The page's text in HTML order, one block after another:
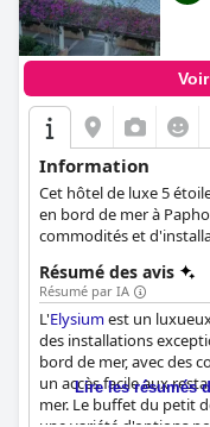
Information
Cet hôtel de luxe 5
en bord de mer à
commodités et
spacieuses, d'un spa
extérieure, ainsi que
occuperont tous les
Résumé des avis
Résumé par IA
L'Elysiumest un
des installations
bord de mer, avec des
un accès facile aux
mer. Le buffet du petit
Lire les résumés